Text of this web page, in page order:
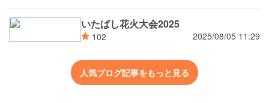
いたばし花火大会2025
102 2025/08/05 11:29
人気ブログ記事をもっと見る